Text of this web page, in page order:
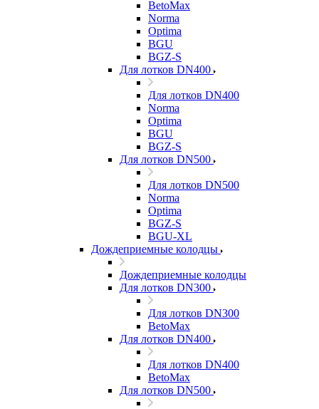
BetoMax
Norma
Optima
BGU
BGZ-S
Для лотков DN400
Для лотков DN400
Norma
Optima
BGU
BGZ-S
Для лотков DN500
Для лотков DN500
Norma
Optima
BGZ-S
BGU-XL
Дождеприемные колодцы
Дождеприемные колодцы
Для лотков DN300
Для лотков DN300
BetoMax
Для лотков DN400
Для лотков DN400
BetoMax
Для лотков DN500